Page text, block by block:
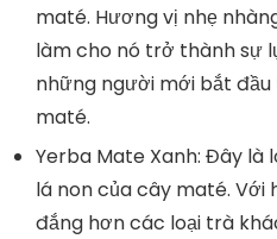
maté. Hương vị nhẹ
làm cho nó trở thành sự
những người mới bắt
maté.
Yerba Mate Xanh: Đây
lá non của cây maté.
đắng hơn các loại trà